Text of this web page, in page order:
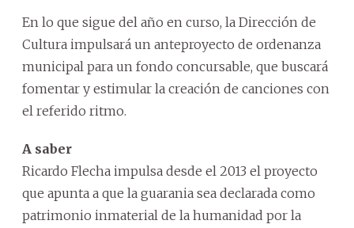
En lo que sigue del año en curso, la Dirección de
Cultura impulsará un anteproyecto de ordenanza
municipal para un fondo concursable, que buscará
fomentar y estimular la creación de canciones con
el referido ritmo.
A saber
Ricardo Flecha impulsa desde el 2013 el proyecto
que apunta a que la guarania sea declarada como
patrimonio inmaterial de la humanidad por la